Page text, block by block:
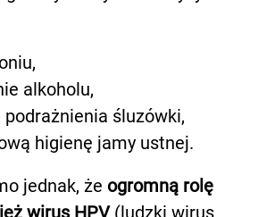
alkoholu,
podrażnienia śluzówki,
higienę jamy ustnej.
jednak, że ogromną rolę